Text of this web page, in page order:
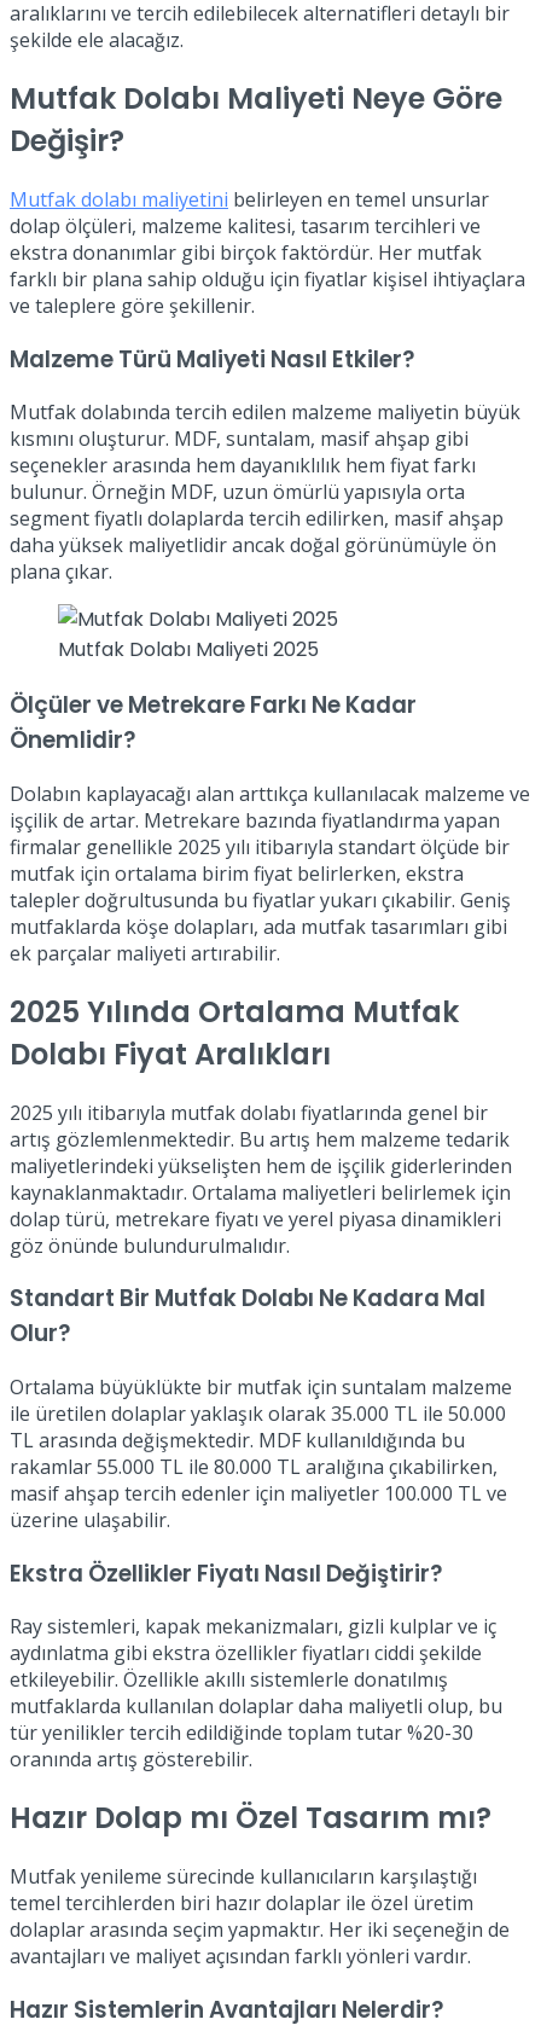
aralıklarını ve tercih edilebilecek alternatifleri detaylı bir
şekilde ele alacağız.
Mutfak Dolabı Maliyeti Neye Göre
Değişir?
Mutfak dolabı maliyetini belirleyen en temel unsurlar
dolap ölçüleri, malzeme kalitesi, tasarım tercihleri ve
ekstra donanımlar gibi birçok faktördür. Her mutfak
farklı bir plana sahip olduğu için fiyatlar kişisel ihtiyaçlara
ve taleplere göre şekillenir.
Malzeme Türü Maliyeti Nasıl Etkiler?
Mutfak dolabında tercih edilen malzeme maliyetin büyük
kısmını oluşturur. MDF, suntalam, masif ahşap gibi
seçenekler arasında hem dayanıklılık hem fiyat farkı
bulunur. Örneğin MDF, uzun ömürlü yapısıyla orta
segment fiyatlı dolaplarda tercih edilirken, masif ahşap
daha yüksek maliyetlidir ancak doğal görünümüyle ön
plana çıkar.
Mutfak Dolabı Maliyeti 2025
Ölçüler ve Metrekare Farkı Ne Kadar
Önemlidir?
Dolabın kaplayacağı alan arttıkça kullanılacak malzeme ve
işçilik de artar. Metrekare bazında fiyatlandırma yapan
firmalar genellikle 2025 yılı itibarıyla standart ölçüde bir
mutfak için ortalama birim fiyat belirlerken, ekstra
talepler doğrultusunda bu fiyatlar yukarı çıkabilir. Geniş
mutfaklarda köşe dolapları, ada mutfak tasarımları gibi
ek parçalar maliyeti artırabilir.
2025 Yılında Ortalama Mutfak
Dolabı Fiyat Aralıkları
2025 yılı itibarıyla mutfak dolabı fiyatlarında genel bir
artış gözlemlenmektedir. Bu artış hem malzeme tedarik
maliyetlerindeki yükselişten hem de işçilik giderlerinden
kaynaklanmaktadır. Ortalama maliyetleri belirlemek için
dolap türü, metrekare fiyatı ve yerel piyasa dinamikleri
göz önünde bulundurulmalıdır.
Standart Bir Mutfak Dolabı Ne Kadara Mal
Olur?
Ortalama büyüklükte bir mutfak için suntalam malzeme
ile üretilen dolaplar yaklaşık olarak 35.000 TL ile 50.000
TL arasında değişmektedir. MDF kullanıldığında bu
rakamlar 55.000 TL ile 80.000 TL aralığına çıkabilirken,
masif ahşap tercih edenler için maliyetler 100.000 TL ve
üzerine ulaşabilir.
Ekstra Özellikler Fiyatı Nasıl Değiştirir?
Ray sistemleri, kapak mekanizmaları, gizli kulplar ve iç
aydınlatma gibi ekstra özellikler fiyatları ciddi şekilde
etkileyebilir. Özellikle akıllı sistemlerle donatılmış
mutfaklarda kullanılan dolaplar daha maliyetli olup, bu
tür yenilikler tercih edildiğinde toplam tutar %20-30
oranında artış gösterebilir.
Hazır Dolap mı Özel Tasarım mı?
Mutfak yenileme sürecinde kullanıcıların karşılaştığı
temel tercihlerden biri hazır dolaplar ile özel üretim
dolaplar arasında seçim yapmaktır. Her iki seçeneğin de
avantajları ve maliyet açısından farklı yönleri vardır.
Hazır Sistemlerin Avantajları Nelerdir?